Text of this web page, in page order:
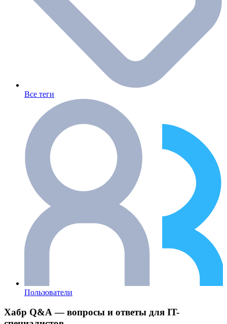
Все теги
Пользователи
Хабр Q&A — вопросы и ответы для IT-